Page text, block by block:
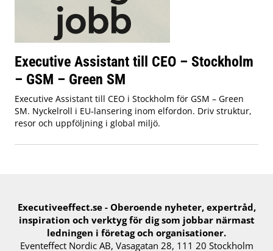
Executive Assistant till CEO – Stockholm
– GSM – Green SM
Executive Assistant till CEO i Stockholm för GSM – Green
SM. Nyckelroll i EU‑lansering inom elfordon. Driv struktur,
resor och uppföljning i global miljö.
Executiveeffect.se - Oberoende nyheter, expertråd,
inspiration och verktyg för ​dig​ som jobbar närmast
ledningen i företag och organisationer.
Eventeffect Nordic AB, Vasagatan 28, 111 20 Stockholm